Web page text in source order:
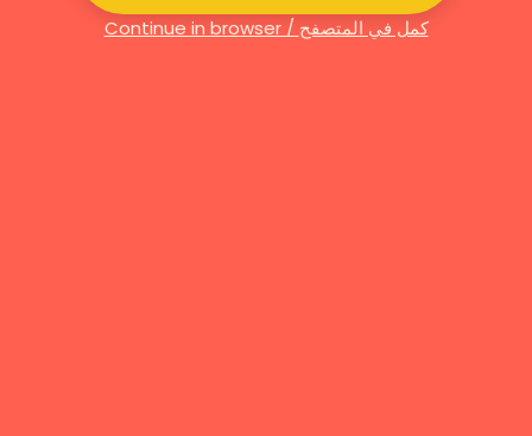
Continue in browser / كمل في المتصفح